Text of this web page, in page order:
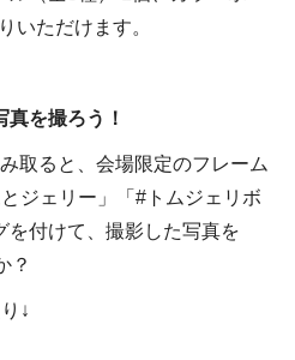
いただけます。
を撮ろう！
取ると、会場限定のフレーム
ジェリー」「#トムジェリボ
を付けて、撮影した写真を
？
↓